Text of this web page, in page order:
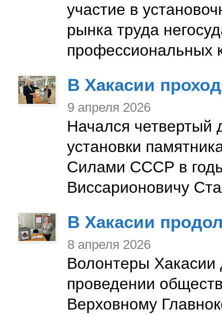
участие в
рынка труда
профессиональных
В Хакасии
9 апреля 2026
Начался четвертый
установки
Силами СССР в
Виссарионовичу
В Хакасии
8 апреля 2026
Волонтеры Хакасии
проведении
Верховному